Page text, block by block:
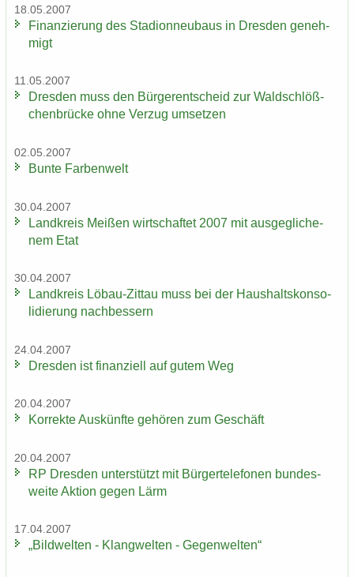
18.05.2007
Fi­nan­zie­rung des Sta­di­on­neu­baus in Dres­den ge­neh­
migt
11.05.2007
Dres­den muss den Bür­ger­ent­scheid zur Wald­schlöß­
chen­brü­cke ohne Ver­zug um­set­zen
02.05.2007
Bunte Far­ben­welt
30.04.2007
Land­kreis Mei­ßen wirt­schaf­tet 2007 mit aus­ge­gli­che­
nem Etat
30.04.2007
Land­kreis Löbau-​Zittau muss bei der Haus­halts­kon­so­
li­die­rung nach­bes­sern
24.04.2007
Dres­den ist fi­nan­zi­ell auf gutem Weg
20.04.2007
Kor­rek­te Aus­künf­te ge­hö­ren zum Ge­schäft
20.04.2007
RP Dres­den un­ter­stützt mit Bür­ger­te­le­fo­nen bun­des­
wei­te Ak­ti­on gegen Lärm
17.04.2007
„Bild­wel­ten - Klang­wel­ten - Ge­gen­wel­ten“